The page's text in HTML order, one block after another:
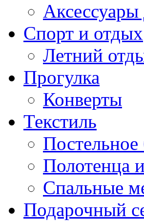
Аксессуары
Спорт и отдых
Летний
Прогулка
Конверты
Текстиль
Постельное
Полотенца
Спальные
Подарочный